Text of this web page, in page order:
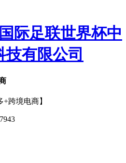
+跨境电商】